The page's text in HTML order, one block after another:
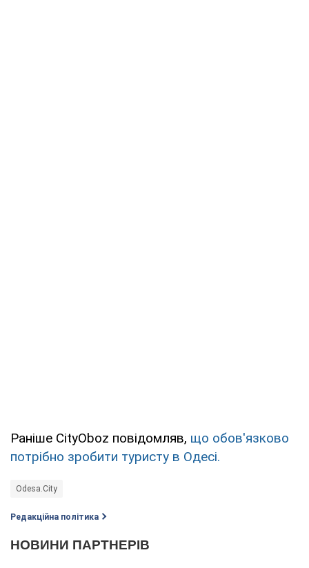
Раніше CityOboz повідомляв, що обов'язково
потрібно зробити туристу в Одесі.
Odesa.City
Редакційна політика